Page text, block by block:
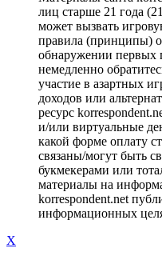
лиц старше 21 года
может вызвать
правила (принципы)
обнаружении первых
немедленно
участие в азартных
доходов или
ресурс
и/или виртуальные
какой форме оплату
связаны/могут быть
букмекерами или
материалы на
korrespondent.net
информационных
X